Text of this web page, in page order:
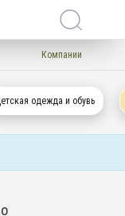
Компании
одежда и обувь